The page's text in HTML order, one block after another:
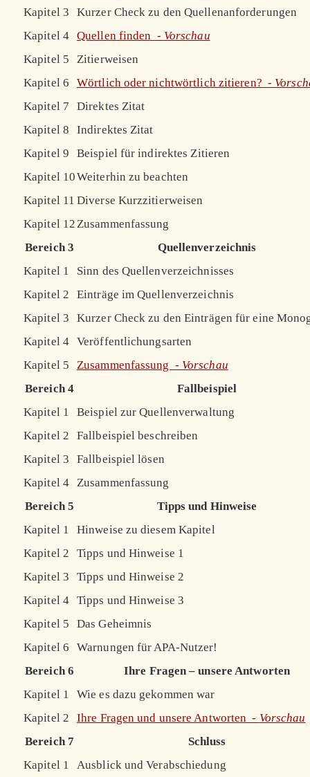
Kapitel 3
Kurzer Check zu den Quellenanforderungen
Kapitel 4 Quellen finden - Vorschau
Kapitel 5
Zitierweisen
Kapitel 6
Wörtlich oder nichtwörtlich zitieren? -
Kapitel 7
Direktes Zitat
Kapitel 8
Indirektes Zitat
Kapitel 9
Beispiel für indirektes Zitieren
Kapitel 10Weiterhin zu beachten
Kapitel 11 Diverse Kurzzitierweisen
Kapitel 12Zusammenfassung
Bereich 3
Quellenverzeichnis
Kapitel 1
Sinn des Quellenverzeichnisses
Kapitel 2
Einträge im Quellenverzeichnis
Kapitel 3
Kurzer Check zu den Einträgen für eine
Kapitel 4 Veröffentlichungsarten
Kapitel 5
Zusammenfassung - Vorschau
Bereich 4
Fallbeispiel
Kapitel 1
Beispiel zur Quellenverwaltung
Kapitel 2
Fallbeispiel beschreiben
Kapitel 3
Fallbeispiel lösen
Kapitel 4 Zusammenfassung
Bereich 5
Tipps und Hinweise
Kapitel 1
Hinweise zu diesem Kapitel
Kapitel 2
Tipps und Hinweise 1
Kapitel 3
Tipps und Hinweise 2
Kapitel 4 Tipps und Hinweise 3
Kapitel 5
Das Geheimnis
Kapitel 6
Warnungen für APA-Nutzer!
Bereich 6
Ihre Fragen – unsere Antworten
Kapitel 1
Wie es dazu gekommen war
Kapitel 2
Ihre Fragen und unsere Antworten - Vorschau
Bereich 7
Schluss
Kapitel 1
Ausblick und Verabschiedung